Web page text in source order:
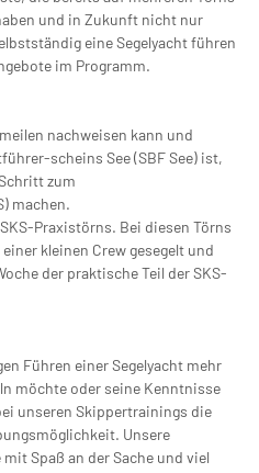
und in Zukunft nicht nur
eine Segelyacht führen
im Programm.
nachweisen kann und
scheins See (SBF See) ist,
zum
machen.
Praxistörns. Bei diesen Törns
kleinen Crew gesegelt und
der praktische Teil der SKS-
Führen einer Segelyacht mehr
möchte oder seine Kenntnisse
unseren Skippertrainings die
Unsere
Spaß an der Sache und viel